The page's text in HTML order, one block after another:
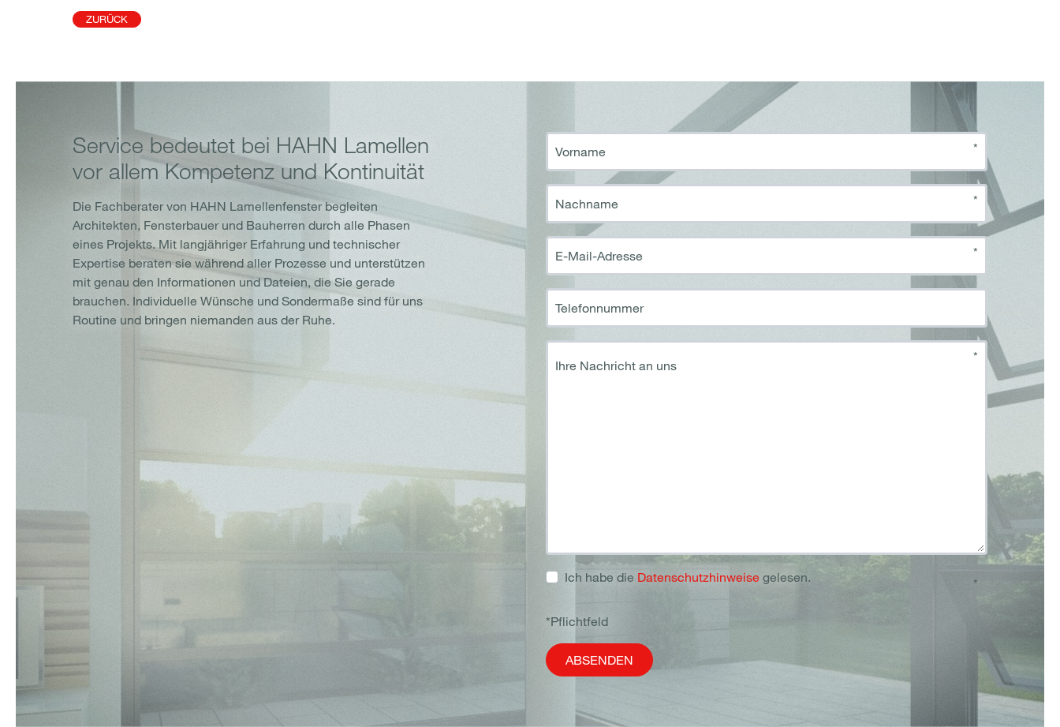
ZURÜCK
Service bedeutet bei HAHN Lamellen
vor allem Kompetenz und Kontinuität
Die Fachberater von HAHN Lamellenfenster begleiten
Architekten, Fensterbauer und Bauherren durch alle Phasen
eines Projekts. Mit langjähriger Erfahrung und technischer
Expertise beraten sie während aller Prozesse und unterstützen
mit genau den Informationen und Dateien, die Sie gerade
brauchen. Individuelle Wünsche und Sondermaße sind für uns
Routine und bringen niemanden aus der Ruhe.
Vorname *
Nachname *
E-Mail-Adresse *
Telefonnummer
Ihre Nachricht an uns
*
Ich habe die Datenschutzhinweise gelesen. *
*Pflichtfeld
ABSENDEN